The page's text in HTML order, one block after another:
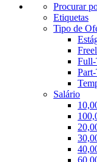
Procurar
Etiquetas
Tipo de
Salário